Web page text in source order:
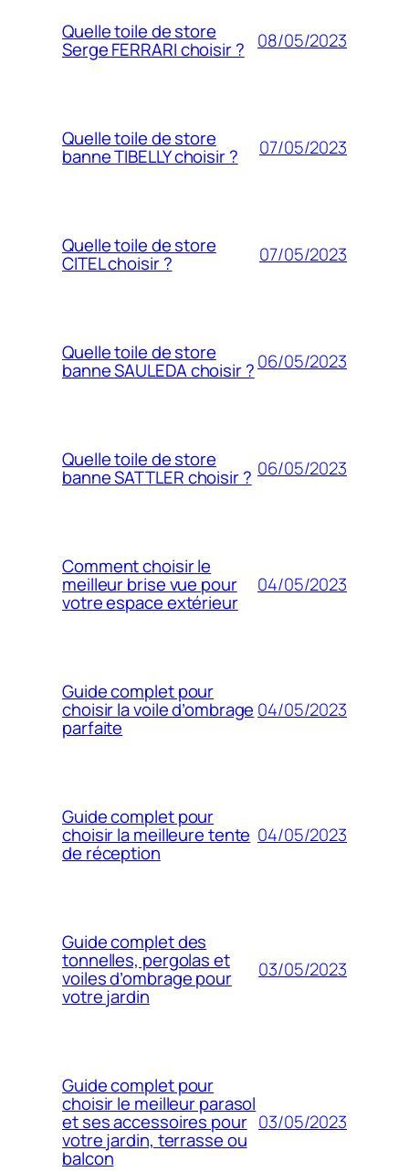
Quelle toile de store
Serge FERRARI choisir ? 08/05/2023
Quelle toile de store
banne TIBELLY choisir ? 07/05/2023
Quelle toile de store
CITEL choisir ? 07/05/2023
Quelle toile de store
banne SAULEDA choisir ?06/05/2023
Quelle toile de store
banne SATTLER choisir ? 06/05/2023
Comment choisir le
meilleur brise vue pour
votre espace extérieur
04/05/2023
Guide complet pour
choisir la voile d’ombrage
parfaite
04/05/2023
Guide complet pour
choisir la meilleure tente
de réception
04/05/2023
Guide complet des
tonnelles, pergolas et
voiles d’ombrage pour
votre jardin
03/05/2023
Guide complet pour
choisir le meilleur parasol
et ses accessoires pour
votre jardin, terrasse ou
balcon
03/05/2023